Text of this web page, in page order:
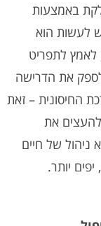
באמצעות
לעשות הוא
לאמץ לתפריט
את הדרישה
החיסונית – זאת
להעצים את
של חיים
יותר.